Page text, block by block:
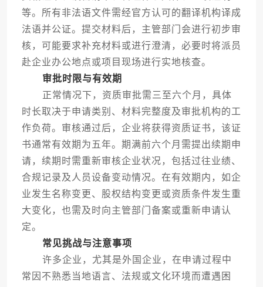
等。所有非法语文件需经官方认可的翻译机构译成
法语并公证。提交材料后，主管部门会进行初步审
核，可能要求补充材料或进行澄清，必要时将派员
赴企业办公地点或项目现场进行实地核查。
审批时限与有效期
正常情况下，资质审批需三至六个月，具体
时长取决于申请类别、材料完整度及审批机构的工
作负荷。审核通过后，企业将获得资质证书，该证
书通常有效期为五年。期满前六个月需提出续期申
请，续期时需重新审核企业状况，包括过往业绩、
合规记录及人员设备变动情况。在有效期内，如企
业发生名称变更、股权结构变更或资质条件发生重
大变化，也需及时向主管部门备案或重新申请认
定。
常见挑战与注意事项
许多企业，尤其是外国企业，在申请过程中
常因不熟悉当地语言、法规或文化环境而遭遇困